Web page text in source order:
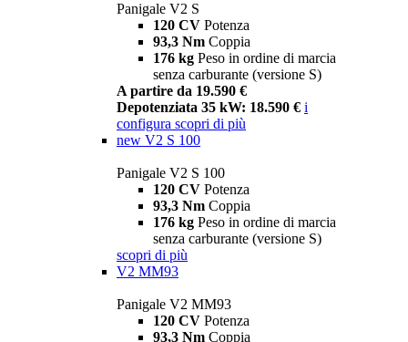
Panigale V2 S
120 CV Potenza
93,3 Nm Coppia
176 kg Peso in ordine di marcia
senza carburante (versione S)
A partire da 19.590 €
Depotenziata 35 kW: 18.590 € i
configura scopri di più
new V2 S 100
Panigale V2 S 100
120 CV Potenza
93,3 Nm Coppia
176 kg Peso in ordine di marcia
senza carburante (versione S)
scopri di più
V2 MM93
Panigale V2 MM93
120 CV Potenza
93,3 Nm Coppia